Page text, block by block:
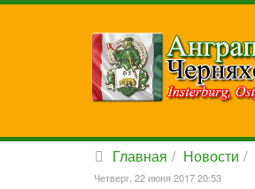
Главная Новости
Четверг, 22 июня 2017 20:53